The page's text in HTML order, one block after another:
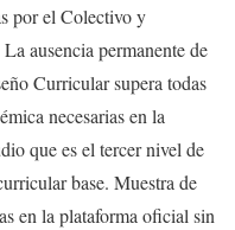
por el Colectivo y
ausencia permanente de
Curricular supera todas
necesarias en la
que es el tercer nivel de
base. Muestra de
en la plataforma oficial sin